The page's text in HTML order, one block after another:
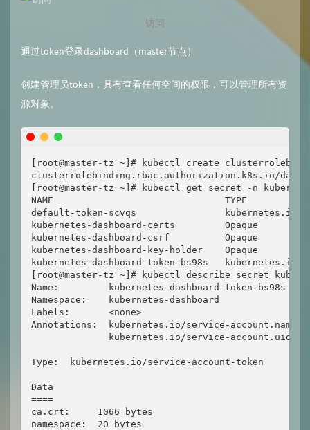
访问
通过token登录dashboard（master节点）
创建管理员token，具有查看任何空间的权限，可以管理所有资
源对象。
[root@master-tz ~]# kubectl create
clusterrolebinding.rbac.authorization.k8s.io/
[root@master-tz ~]# kubectl get secret -n
NAME                               TYPE
default-token-scvqs                kubernetes.io/
kubernetes-dashboard-certs         Opaque
kubernetes-dashboard-csrf          Opaque
kubernetes-dashboard-key-holder
kubernetes-dashboard-token-bs98s
[root@master-tz ~]# kubectl describe secret
Name:         kubernetes-dashboard-token-bs98s
Namespace:    kubernetes-dashboard
Labels:       <none>
Annotations:  kubernetes.io/service-account.name:
kubernetes.io/service-account.uid:
Type:  kubernetes.io/service-account-token
Data
====
ca.crt:     1066 bytes
namespace:  20 bytes